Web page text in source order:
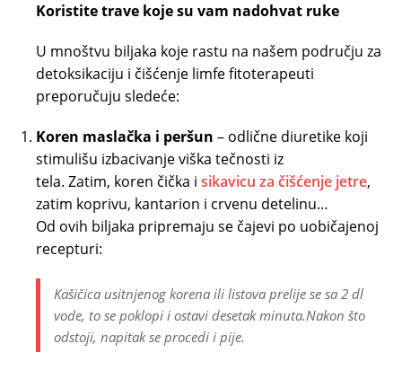
Koristite trave koje su vam nadohvat ruke
U mnoštvu biljaka koje rastu na našem području za
detoksikaciju i čišćenje limfe fitoterapeuti
preporučuju sledeće:
Koren maslačka i peršun – odlične diuretike koji
stimulišu izbacivanje viška tečnosti iz
tela. Zatim, koren čička i sikavicu za čišćenje jetre,
zatim koprivu, kantarion i crvenu detelinu…
Od ovih biljaka pripremaju se čajevi po uobičajenoj
recepturi:
Kašičica usitnjenog korena ili listova prelije se sa 2 dl
vode, to se poklopi i ostavi desetak minuta.Nakon što
odstoji, napitak se procedi i pije.